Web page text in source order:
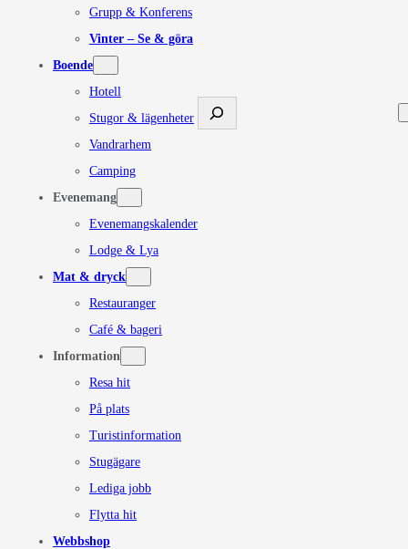
Grupp & Konferens
Vinter – Se & göra
Boende
Hotell
Stugor & lägenheter
Vandrarhem
Camping
Evenemang
Evenemangskalender
Lodge & Lya
Mat & dryck
Restauranger
Café & bageri
Information
Resa hit
På plats
Turistinformation
Stugägare
Lediga jobb
Flytta hit
Webbshop
Sök